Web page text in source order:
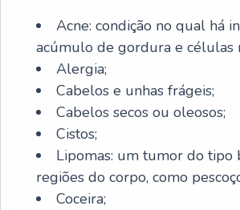
Acne: condição no qual há
acúmulo de gordura e células
Alergia;
Cabelos e unhas frágeis;
Cabelos secos ou oleosos;
Cistos;
Lipomas: um tumor do tipo
regiões do corpo, como
Coceira;